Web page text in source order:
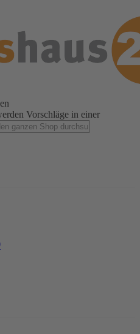
Vorschläge in einer